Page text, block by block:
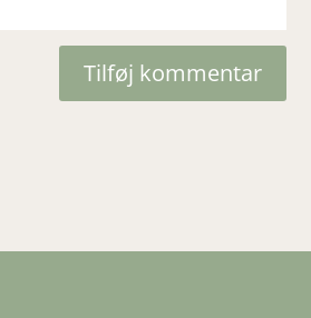
Tilføj kommentar